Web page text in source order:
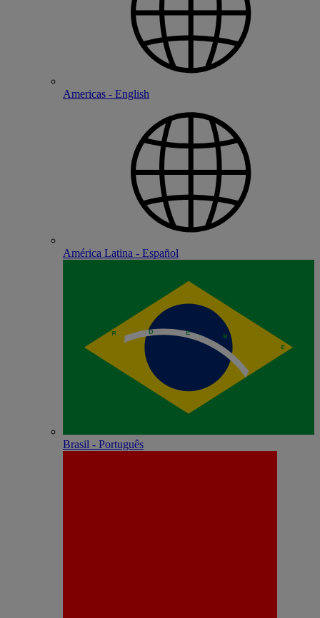
Americas - English
América Latina - Español
Brasil - Português